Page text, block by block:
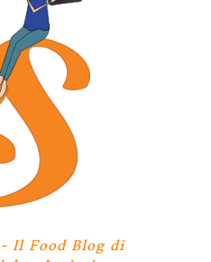
Il Food Blog di